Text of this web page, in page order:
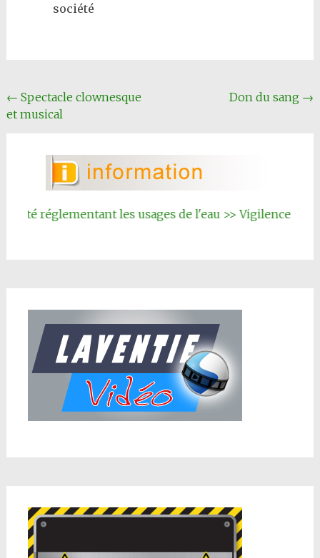
société
Navigation
Article
← Spectacle clownesque
et musical
Don du sang →
réglementant les usages de l'eau >> Vigilence